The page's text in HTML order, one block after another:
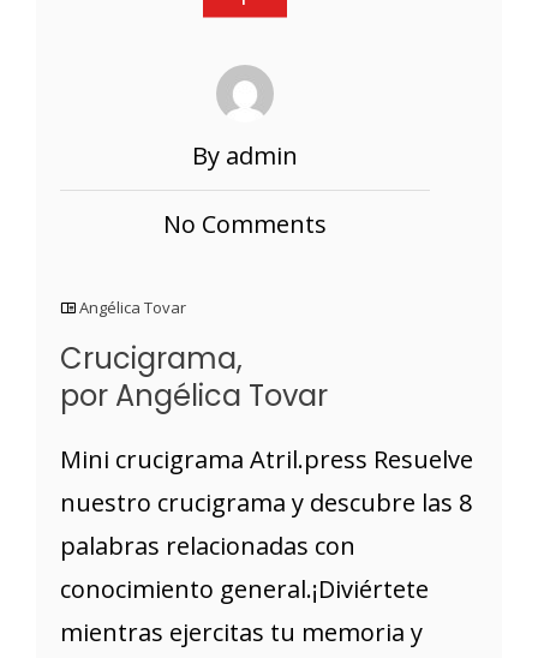
By admin
No Comments
Angélica Tovar
Crucigrama,
por Angélica Tovar
Mini crucigrama Atril.press Resuelve
nuestro crucigrama y descubre las 8
palabras relacionadas con
conocimiento general.¡Diviértete
mientras ejercitas tu memoria y